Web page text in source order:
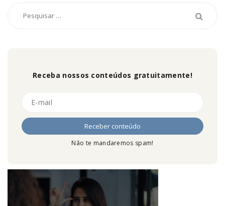
Receba nossos conteúdos gratuitamente!
Não te mandaremos spam!